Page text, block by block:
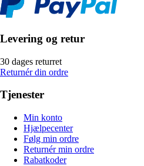
Levering og retur
30 dages returret
Returnér din ordre
Tjenester
Min konto
Hjælpecenter
Følg min ordre
Returnér min ordre
Rabatkoder